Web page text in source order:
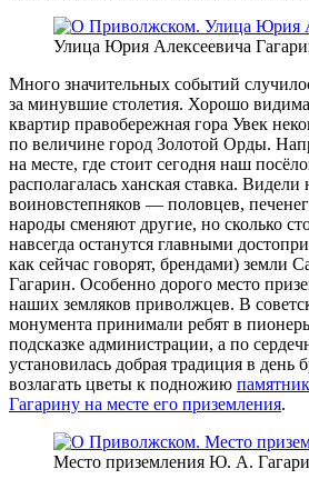
Улица Юрия Алексеевича
Много значительных событий
за минувшие столетия. Хорошо
квартир правобережная гора Увек
по величине город Золотой Орды.
на месте, где стоит сегодня наш
располагалась ханская ставка.
воиновстепняков — половцев,
народы сменяют другие, но сколько
навсегда останутся главными
как сейчас говорят, брен­дами) земли
Гагарин. Особенно дорого место
наших земляков приволжцев. В
монумента принимали ребят в
подсказ­ке администрации, а по
установи­лась добрая традиция в день
возлагать цветы к подножию
Гага­рину на месте его приземления.
Место приземления Ю. А.